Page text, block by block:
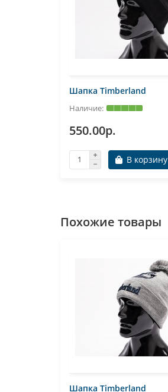
Шапка Timberland
550.00р.
В корзину
Похожие товары
Шапка Timberland